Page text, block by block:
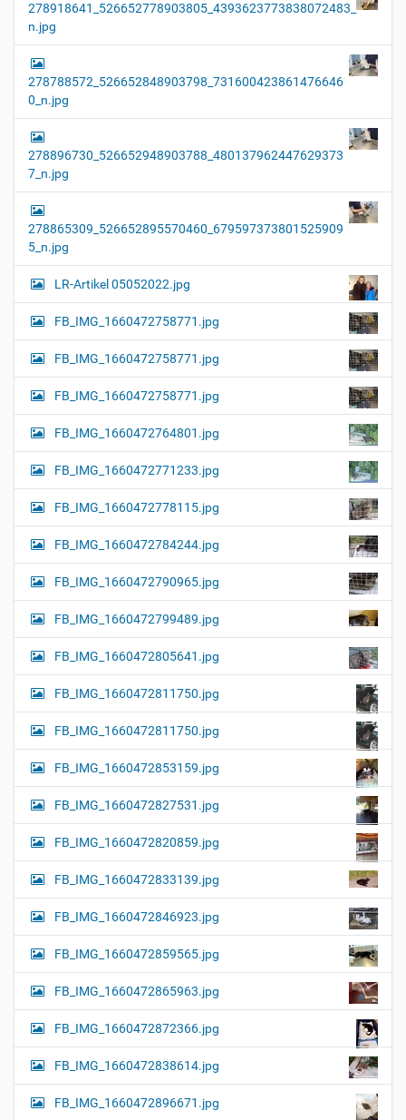
278918641_526652778903805_4393623773838072483_
n.jpg
278788572_526652848903798_731600423861476646
0_n.jpg
278896730_526652948903788_480137962447629373
7_n.jpg
278865309_526652895570460_679597373801525909
5_n.jpg
LR-Artikel 05052022.jpg
FB_IMG_1660472758771.jpg
FB_IMG_1660472758771.jpg
FB_IMG_1660472758771.jpg
FB_IMG_1660472764801.jpg
FB_IMG_1660472771233.jpg
FB_IMG_1660472778115.jpg
FB_IMG_1660472784244.jpg
FB_IMG_1660472790965.jpg
FB_IMG_1660472799489.jpg
FB_IMG_1660472805641.jpg
FB_IMG_1660472811750.jpg
FB_IMG_1660472811750.jpg
FB_IMG_1660472853159.jpg
FB_IMG_1660472827531.jpg
FB_IMG_1660472820859.jpg
FB_IMG_1660472833139.jpg
FB_IMG_1660472846923.jpg
FB_IMG_1660472859565.jpg
FB_IMG_1660472865963.jpg
FB_IMG_1660472872366.jpg
FB_IMG_1660472838614.jpg
FB_IMG_1660472896671.jpg